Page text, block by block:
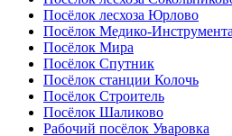
Посёлок лесхоза Юрлово
Посёлок Медико-
Посёлок Мира
Посёлок Спутник
Посёлок станции Колочь
Посёлок Строитель
Посёлок Шаликово
Рабочий посёлок Уваровка